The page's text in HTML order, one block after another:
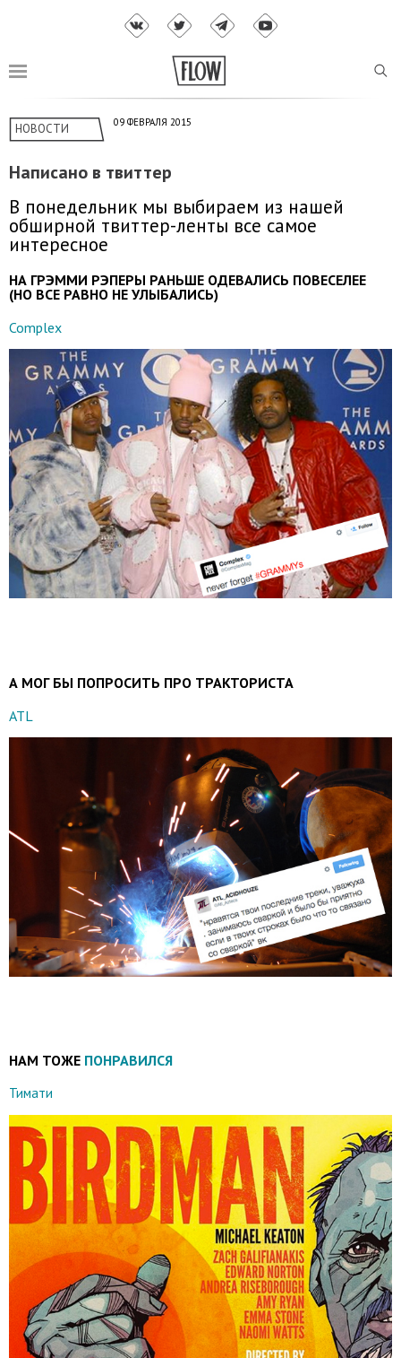
НОВОСТИ 09 ФЕВРАЛЯ 2015
Написано в твиттер
В понедельник мы выбираем из нашей
обширной твиттер-ленты все самое
интересное
НА ГРЭММИ РЭПЕРЫ РАНЬШЕ ОДЕВАЛИСЬ ПОВЕСЕЛЕЕ
(НО ВСЕ РАВНО НЕ УЛЫБАЛИСЬ)
Complex
А МОГ БЫ ПОПРОСИТЬ ПРО ТРАКТОРИСТА
ATL
НАМ ТОЖЕ ПОНРАВИЛСЯ
Тимати